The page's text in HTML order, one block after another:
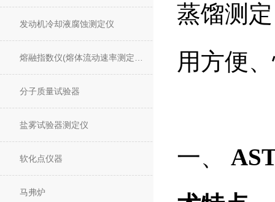
发动机冷却液腐蚀测定仪
分子质量试验器
盐雾试验器测定仪
软化点仪器
马弗炉
蒸馏测
用方便
一、